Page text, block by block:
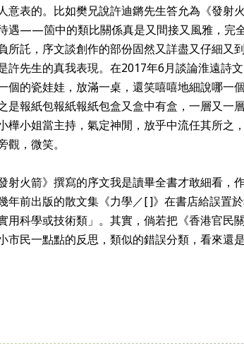
意表的。比如樊兄說許迪鏘先生答允為《發射
遇——箇中的類比關係真是又間接又風雅，完
所託，序文談創作的部份固然又詳盡又仔細又
許先生的真我表現。在2017年6月談論淮遠詩
個的瓷娃娃，放滿一桌，還笑嘻嘻地細說哪一
是報紙包報紙報紙包盒又盒中有盒，一層又
小姐當主持，氣定神閒，放乎中流任其所之
觀，微笑。
射火箭》撰寫的序文我是讀畢全書才敢細看，
年前出版的散文集《力學／[ ]》在書店給誤置
用科學或技術類」。其實，倘若把《香港官民
市民一點點的反思，類似的錯誤分類，看來還